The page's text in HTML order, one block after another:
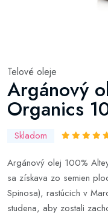
Telové oleje
Argánový
Organics
Skladom
Argánový olej 100%
sa získava zo semien
Spinosa), rastúcich v
studena, aby zostali